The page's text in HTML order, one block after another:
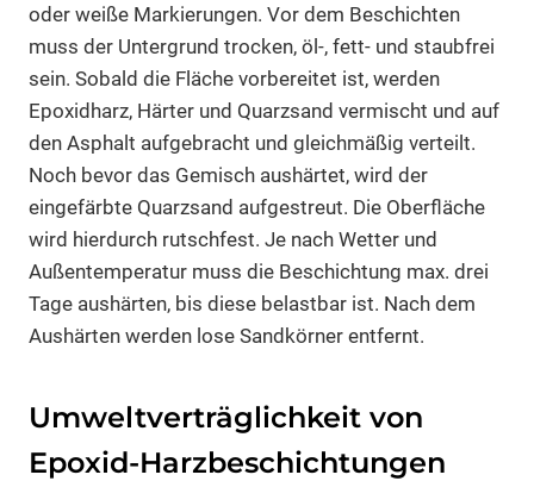
oder weiße Markierungen. Vor dem Beschichten
muss der Untergrund trocken, öl-, fett- und staubfrei
sein. Sobald die Fläche vorbereitet ist, werden
Epoxidharz, Härter und Quarzsand vermischt und auf
den Asphalt aufgebracht und gleichmäßig verteilt.
Noch bevor das Gemisch aushärtet, wird der
eingefärbte Quarzsand aufgestreut. Die Oberfläche
wird hierdurch rutschfest. Je nach Wetter und
Außentemperatur muss die Beschichtung max. drei
Tage aushärten, bis diese belastbar ist. Nach dem
Aushärten werden lose Sandkörner entfernt.
Umweltverträglichkeit von
Epoxid-Harzbeschichtungen